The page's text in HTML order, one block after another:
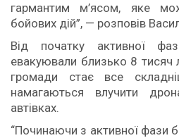
гармантим м’ясом, яке
бойових дій”, — розповів
Від початку активної
евакуювали близько 8
громади стає все
намагаються влучити
автівках.
“Починаючи з активної фази